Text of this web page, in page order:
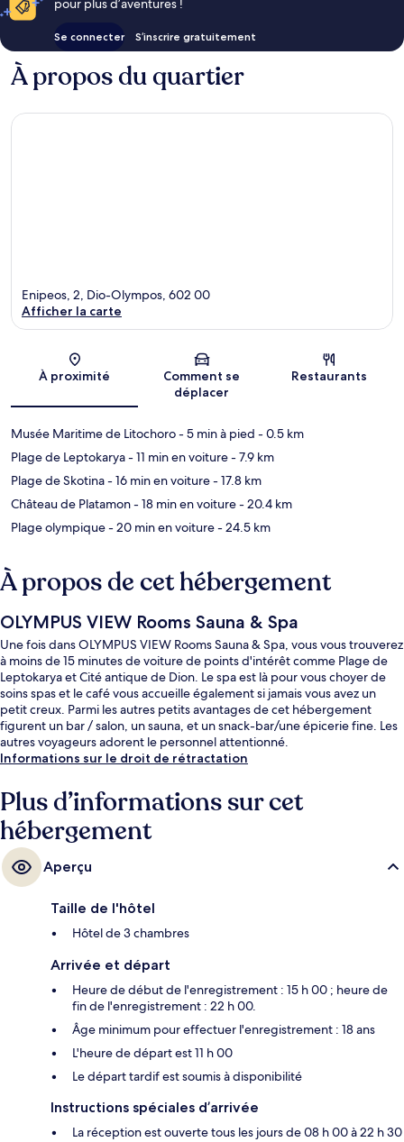
Se connecter S’inscrire gratuitement
À propos du quartier
Carte
Enipeos, 2, Dio-Olympos, 602 00
Afficher la carte
À proximité
Comment se
déplacer
Restaurants
Musée Maritime de Litochoro- 5 min à pied - 0.5 km
Plage de Leptokarya- 11 min en voiture- 7.9 km
Plage de Skotina- 16 min en voiture- 17.8 km
Château de Platamon- 18 min en voiture- 20.4 km
Plage olympique- 20 min en voiture- 24.5 km
À propos de cet hébergement
OLYMPUS VIEW Rooms Sauna & Spa
Une fois dans OLYMPUS VIEW Rooms Sauna & Spa, vous vous trouverez
à moins de 15 minutes de voiture de points d'intérêt comme Plage de
Leptokarya et Cité antique de Dion. Le spa est là pour vous choyer de
soins spas et le café vous accueille également si jamais vous avez un
petit creux. Parmi les autres petits avantages de cet hébergement
figurent un bar / salon, un sauna, et un snack-bar/une épicerie fine. Les
autres voyageurs adorent le personnel attentionné.
Informations sur le droit de rétractation
Plus d’informations sur cet
hébergement
Aperçu
Taille de l'hôtel
Hôtel de 3 chambres
Arrivée et départ
Heure de début de l'enregistrement : 15 h 00 ; heure de
fin de l'enregistrement : 22 h 00.
Âge minimum pour effectuer l'enregistrement : 18 ans
L'heure de départ est 11 h 00
Le départ tardif est soumis à disponibilité
Instructions spéciales d’arrivée
La réception est ouverte tous les jours de 08 h 00 à 22 h 30